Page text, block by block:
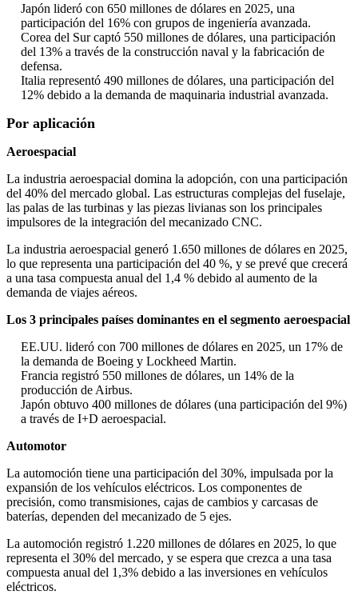
Japón lideró con 650 millones de dólares en 2025, una
participación del 16% con grupos de ingeniería avanzada.
Corea del Sur captó 550 millones de dólares, una participación
del 13% a través de la construcción naval y la fabricación de
defensa.
Italia representó 490 millones de dólares, una participación del
12% debido a la demanda de maquinaria industrial avanzada.
Por aplicación
Aeroespacial
La industria aeroespacial domina la adopción, con una participación
del 40% del mercado global. Las estructuras complejas del fuselaje,
las palas de las turbinas y las piezas livianas son los principales
impulsores de la integración del mecanizado CNC.
La industria aeroespacial generó 1.650 millones de dólares en 2025,
lo que representa una participación del 40 %, y se prevé que crecerá
a una tasa compuesta anual del 1,4 % debido al aumento de la
demanda de viajes aéreos.
Los 3 principales países dominantes en el segmento aeroespacial
EE.UU. lideró con 700 millones de dólares en 2025, un 17% de
la demanda de Boeing y Lockheed Martin.
Francia registró 550 millones de dólares, un 14% de la
producción de Airbus.
Japón obtuvo 400 millones de dólares (una participación del 9%)
a través de I+D aeroespacial.
Automotor
La automoción tiene una participación del 30%, impulsada por la
expansión de los vehículos eléctricos. Los componentes de
precisión, como transmisiones, cajas de cambios y carcasas de
baterías, dependen del mecanizado de 5 ejes.
La automoción registró 1.220 millones de dólares en 2025, lo que
representa el 30% del mercado, y se espera que crezca a una tasa
compuesta anual del 1,3% debido a las inversiones en vehículos
eléctricos.